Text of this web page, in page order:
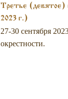
Третье (девятое)
2023 г.)
27-30 сентября
окрестности.